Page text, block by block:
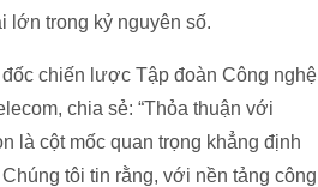
lớn trong kỷ nguyên số.
chiến lược Tập đoàn Công nghệ
chia sẻ: “Thỏa thuận với
là cột mốc quan trọng khẳng định
tôi tin rằng, với nền tảng công